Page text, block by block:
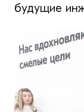
будущие